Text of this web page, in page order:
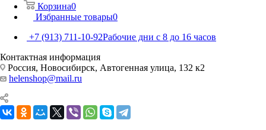
Корзина0
Избранные товары0
+7 (913) 711-10-92Рабочие дни с 8 до 16 часов
Контактная информация
Россия, Новосибирск, Автогенная улица, 132 к2
helenshop@mail.ru